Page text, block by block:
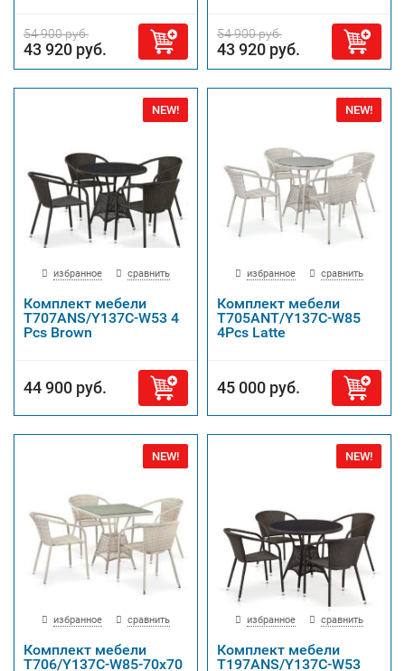
54 900 руб.
43 920 руб.
54 900 руб.
43 920 руб.
NEW!
избранное сравнить
Комплект мебели
T707ANS/Y137C-W53 4
Pcs Brown
44 900 руб.
NEW!
избранное сравнить
Комплект мебели
T705ANT/Y137C-W85
4Pcs Latte
45 000 руб.
NEW!
избранное сравнить
Комплект мебели
T706/Y137C-W85-70x70
NEW!
избранное сравнить
Комплект мебели
T197ANS/Y137C-W53